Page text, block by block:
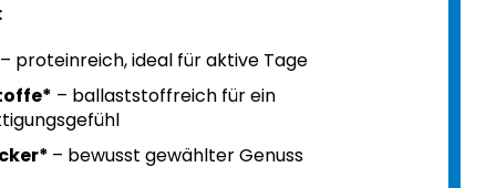
proteinreich, ideal für aktive Tage
– ballaststoffreich für ein
– bewusst gewählter Genuss